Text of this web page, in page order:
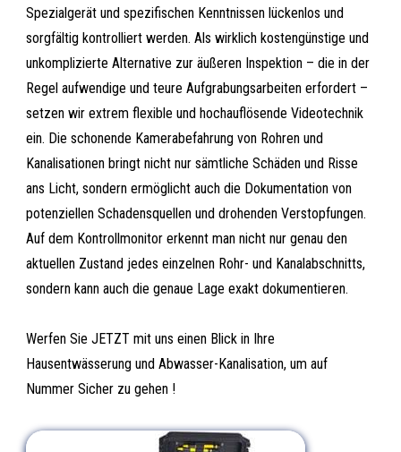
Spezialgerät und spezifischen Kenntnissen lückenlos und
sorgfältig kontrolliert werden. Als wirklich kostengünstige und
unkomplizierte Alternative zur äußeren Inspektion – die in der
Regel aufwendige und teure Aufgrabungsarbeiten erfordert –
setzen wir extrem flexible und hochauflösende Videotechnik
ein. Die schonende Kamerabefahrung von Rohren und
Kanalisationen bringt nicht nur sämtliche Schäden und Risse
ans Licht, sondern ermöglicht auch die Dokumentation von
potenziellen Schadensquellen und drohenden Verstopfungen.
Auf dem Kontrollmonitor erkennt man nicht nur genau den
aktuellen Zustand jedes einzelnen Rohr- und Kanalabschnitts,
sondern kann auch die genaue Lage exakt dokumentieren.
Werfen Sie JETZT mit uns einen Blick in Ihre
Hausentwässerung und Abwasser-Kanalisation, um auf
Nummer Sicher zu gehen !